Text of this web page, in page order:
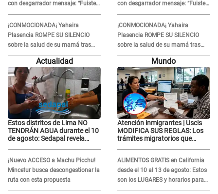
con desgarrador mensaje: “Fuiste
una gran mujer”
¡CONMOCIONADA¡ Yahaira
Plasencia ROMPE SU SILENCIO
sobre la salud de su mamá tras
APARECER en centro oncológico:
“La oración tiene poder”
con desgarrador mensaje: “Fuiste
una gran mujer”
¡CONMOCIONADA¡ Yahaira
Plasencia ROMPE SU SILENCIO
sobre la salud de su mamá tras
APARECER en centro oncológico:
“La oración tiene poder”
Actualidad
Estos distritos de Lima NO
TENDRÁN AGUA durante el 10
de agosto: Sedapal revela
¡Nuevo ACCESO a Machu Picchu!
Mincetur busca descongestionar la
ruta con esta propuesta
Mundo
Atención inmigrantes | Uscis
MODIFICA SUS REGLAS: Los
trámites migratorios que
ALIMENTOS GRATIS en California
desde el 10 al 13 de agosto: Estos
son los LUGARES y horarios para
recibir la ayuda